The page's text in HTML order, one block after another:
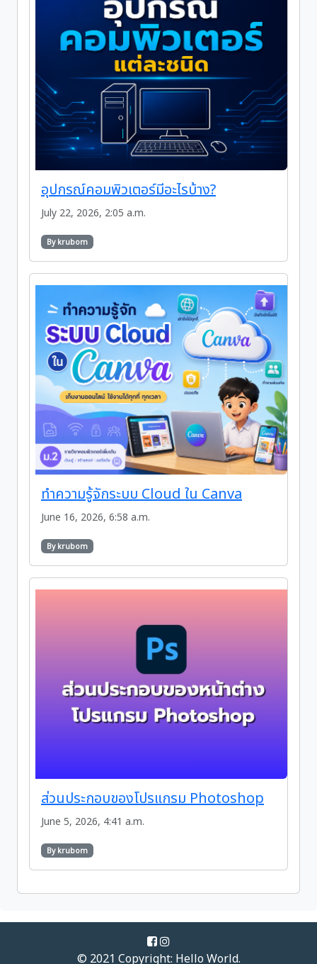
อุปกรณ์คอมพิวเตอร์มีอะไรบ้าง?
July 22, 2026, 2:05 a.m.
By krubom
ทำความรู้จักระบบ Cloud ใน Canva
June 16, 2026, 6:58 a.m.
By krubom
ส่วนประกอบของโปรแกรม Photoshop
June 5, 2026, 4:41 a.m.
By krubom
© 2021 Copyright: Hello World.